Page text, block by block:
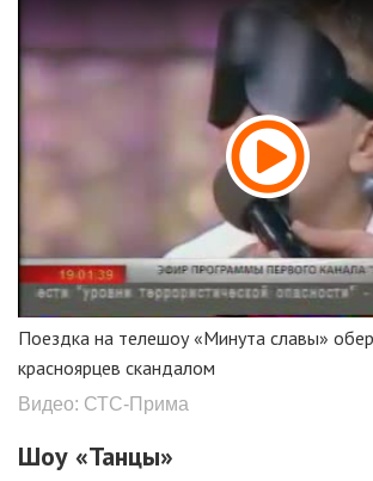
Поездка на телешоу «Минута славы»
красноярцев скандалом
Видео: СТС-Прима
Шоу «Танцы»